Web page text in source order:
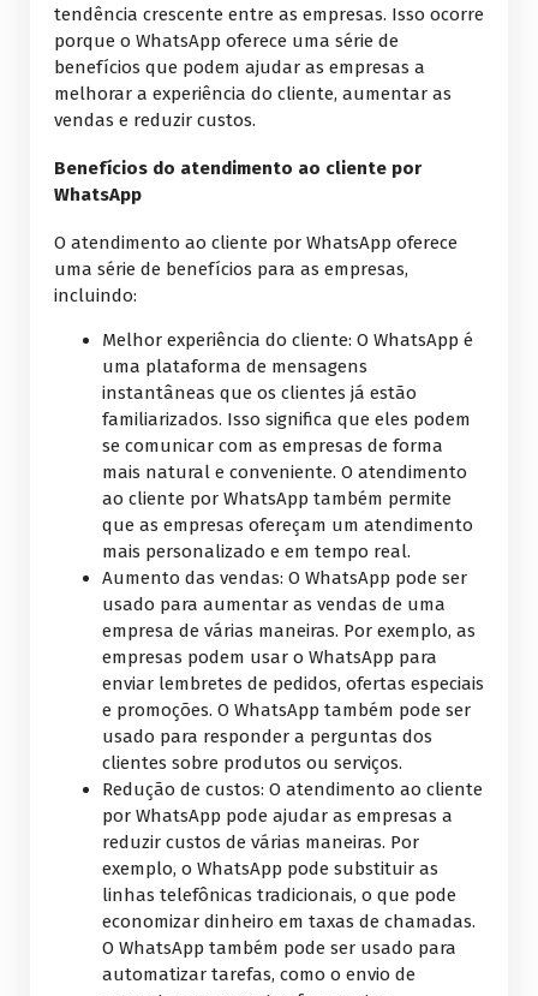
tendência crescente entre as empresas. Isso ocorre
porque o WhatsApp oferece uma série de
benefícios que podem ajudar as empresas a
melhorar a experiência do cliente, aumentar as
vendas e reduzir custos.
Benefícios do atendimento ao cliente por
WhatsApp
O atendimento ao cliente por WhatsApp oferece
uma série de benefícios para as empresas,
incluindo:
Melhor experiência do cliente: O WhatsApp é
uma plataforma de mensagens
instantâneas que os clientes já estão
familiarizados. Isso significa que eles podem
se comunicar com as empresas de forma
mais natural e conveniente. O atendimento
ao cliente por WhatsApp também permite
que as empresas ofereçam um atendimento
mais personalizado e em tempo real.
Aumento das vendas: O WhatsApp pode ser
usado para aumentar as vendas de uma
empresa de várias maneiras. Por exemplo, as
empresas podem usar o WhatsApp para
enviar lembretes de pedidos, ofertas especiais
e promoções. O WhatsApp também pode ser
usado para responder a perguntas dos
clientes sobre produtos ou serviços.
Redução de custos: O atendimento ao cliente
por WhatsApp pode ajudar as empresas a
reduzir custos de várias maneiras. Por
exemplo, o WhatsApp pode substituir as
linhas telefônicas tradicionais, o que pode
economizar dinheiro em taxas de chamadas.
O WhatsApp também pode ser usado para
automatizar tarefas, como o envio de